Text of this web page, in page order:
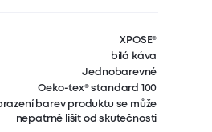
XPOSE®
bílá káva
Jednobarevné
Oeko-tex® standard 100
barev produktu se může
nepatrně lišit od skutečnosti